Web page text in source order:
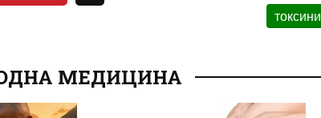
токсини
МЕДИЦИНА